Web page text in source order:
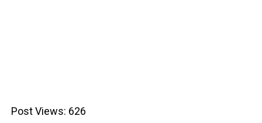
Post Views: 626